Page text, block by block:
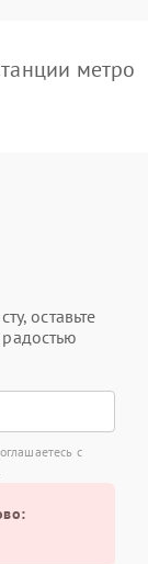
метро
оставьте
с